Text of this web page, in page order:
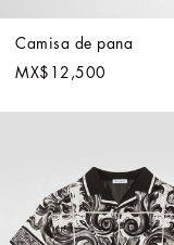
Camisa de pana
MX$12,500